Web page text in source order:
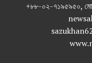
+৮৮-০২-৭১৯৫৯৫০,